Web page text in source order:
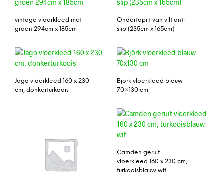
vintage vloerkleed met
groen 294cm x 185cm
Ondertapijt van vilt anti-
slip (235cm x 165cm)
Jago vloerkleed 160 x 230
cm, donkerturkoois
Björk vloerkleed blauw
70×130 cm
Camden geruit
vloerkleed 160 x 230 cm,
turkooisblauw wit